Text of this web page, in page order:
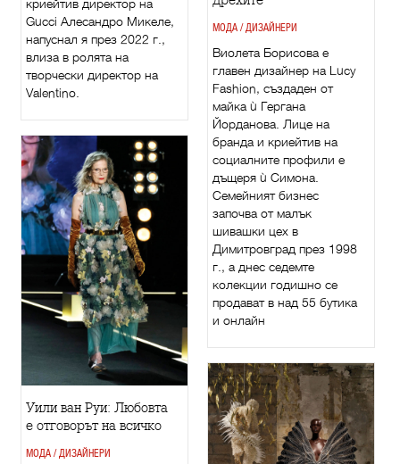
криейтив директор на
Gucci Алесандро Микеле,
напуснал я през 2022 г.,
влиза в ролята на
творчески директор на
Valentino.
МОДА / ДИЗАЙНЕРИ
Виолета Борисова е
главен дизайнер на Lucy
Fashion, създаден от
майка ù Гергана
Йорданова. Лице на
бранда и криейтив на
социалните профили е
дъщеря ù Симона.
Семейният бизнес
започва от малък
шивашки цех в
Димитровград през 1998
г., а днес седемте
колекции годишно се
продават в над 55 бутика
и онлайн
Уили ван Руи: Любовта
е отговорът на всичко
МОДА / ДИЗАЙНЕРИ